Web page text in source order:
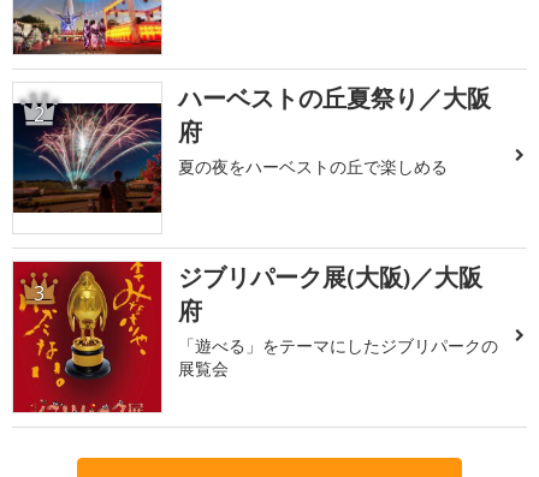
2
ハーベストの丘夏祭り／大阪
府
夏の夜をハーベストの丘で楽しめる
3
ジブリパーク展(大阪)／大阪
府
「遊べる」をテーマにしたジブリパークの
展覧会